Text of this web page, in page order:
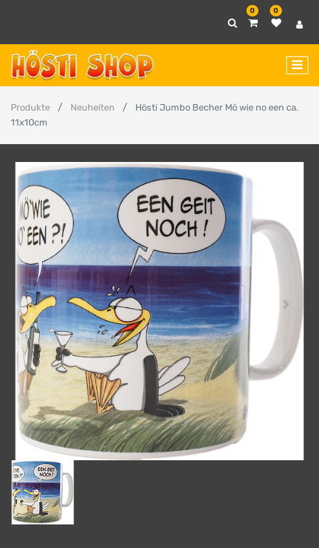
0 0
Produkte Neuheiten
Hösti Jumbo Becher Mö wie no een ca.
11x10cm